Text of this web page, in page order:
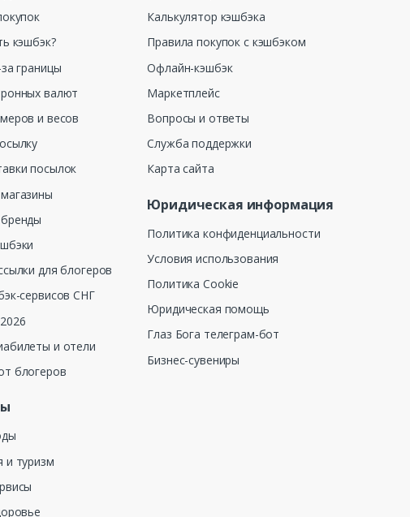
кэшбэк?
границы
валют
и весов
посылок
для блогеров
сервисов СНГ
и отели
блогеров
и туризм
Калькулятор кэшбэка
Правила покупок с кэшбэком
Офлайн-кэшбэк
Маркетплейс
Вопросы и ответы
Служба поддержки
Карта сайта
Юридическая информация
Политика конфиденциальности
Условия использования
Политика Cookie
Юридическая помощь
Глаз Бога телеграм-бот
Бизнес-сувениры